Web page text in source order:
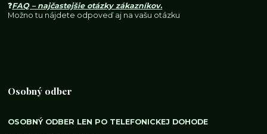
❓FAQ – najčastejšie otázky zákazníkov.
Možno tu nájdete odpoveď aj na vašu otázku
Osobný odber
OSOBNÝ ODBER LEN PO TELEFONICKEJ DOHODE